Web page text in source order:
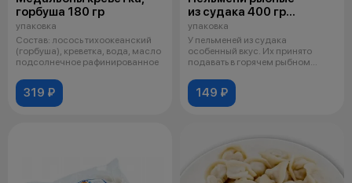
горбуша 180 гр
упаковка
Состав: лосось тихоокеанский
(горбуша), креветка, вода, масло
подсолнечное рафинированное
319 ₽
из судака 400 гр
Челябинск
упаковка
У пельменей из судака
особенный вкус. Их принято
подавать в горячем рыбном
149 ₽